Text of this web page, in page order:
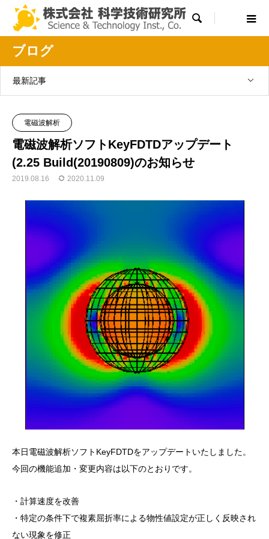

ブログ
最新記事
電磁波解析
電磁波解析ソフトKeyFDTDアップデート
(2.25 Build(20190809)のお知らせ
2019.08.16 2020.11.09
本日電磁波解析ソフトKeyFDTDをアップデートいたしました。
今回の機能追加・変更内容は以下のとおりです。
・計算速度を改善
・特定の条件下で複素屈折率による物性値設定が正しく反映され
ない現象を修正